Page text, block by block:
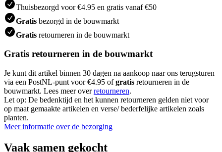
Thuisbezorgd voor €4.95 en gratis vanaf €50
Gratis bezorgd in de bouwmarkt
Gratis retourneren in de bouwmarkt
Gratis retourneren in de bouwmarkt
Je kunt dit artikel binnen 30 dagen na aankoop naar ons terugsturen
via een PostNL-punt voor €4.95 ofgratis retourneren in de
bouwmarkt. Lees meer overretourneren.
Let op: De bedenktijd en het kunnen retourneren gelden niet voor
op maat gemaakte artikelen en verse/ bederfelijke artikelen zoals
planten.
Meer informatie over de bezorging
Vaak samen gekocht